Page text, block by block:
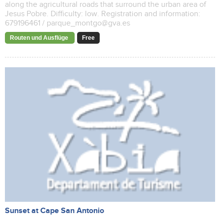
along the agricultural roads that surround the urban area of ​​
Jesus Pobre. Difficulty: low. Registration and information:
679196461 / parque_montgo@gva.es
Routen und Ausflüge Free
Sunset at Cape San Antonio